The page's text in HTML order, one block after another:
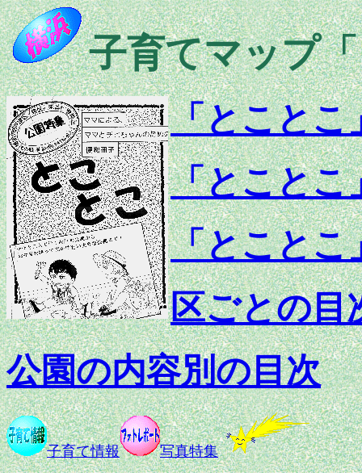
子育てマップ
「とことこ
「とことこ
「とことこ
区ごとの目
公園の内容別の目次
子育て情報 写真特集